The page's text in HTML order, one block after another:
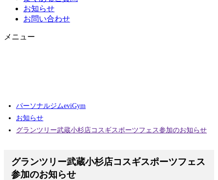
お知らせ
お問い合わせ
メニュー
パーソナルジムeviGym
お知らせ
グランツリー武蔵小杉店コスギスポーツフェス参加のお知らせ
グランツリー武蔵小杉店コスギスポーツフェス
参加のお知らせ